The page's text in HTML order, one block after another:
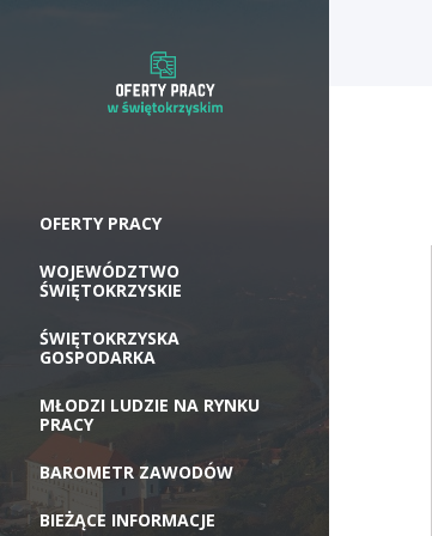
OFERTY PRACY
WOJEWÓDZTWO
ŚWIĘTOKRZYSKIE
ŚWIĘTOKRZYSKA
GOSPODARKA
MŁODZI LUDZIE NA RYNKU
PRACY
BAROMETR ZAWODÓW
BIEŻĄCE INFORMACJE